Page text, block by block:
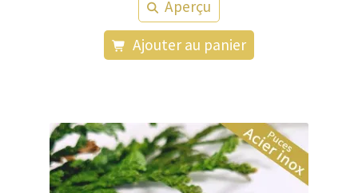
Aperçu
Ajouter au panier